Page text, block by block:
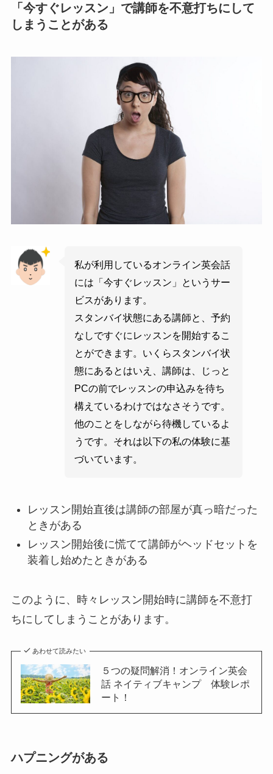
「今すぐレッスン」で講師を不意打ちにして
しまうことがある
私が利用しているオンライン英会話
には「今すぐレッスン」というサー
ビスがあります。
スタンバイ状態にある講師と、予約
なしですぐにレッスンを開始するこ
とができます。いくらスタンバイ状
態にあるとはいえ、講師は、じっと
PCの前でレッスンの申込みを待ち
構えているわけではなさそうです。
他のことをしながら待機しているよ
うです。それは以下の私の体験に基
づいています。
レッスン開始直後は講師の部屋が真っ暗だった
ときがある
レッスン開始後に慌てて講師がヘッドセットを
装着し始めたときがある
このように、時々レッスン開始時に講師を不意打
ちにしてしまうことがあります。
あわせて読みたい
５つの疑問解消！オンライン英会
話 ネイティブキャンプ 体験レポ
ート！
ハプニングがある